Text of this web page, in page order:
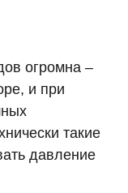
огромна –
и при
такие
давление